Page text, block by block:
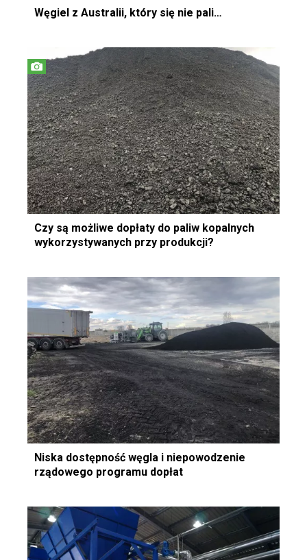
Węgiel z Australii, który się nie pali…
Czy są możliwe dopłaty do paliw kopalnych
wykorzystywanych przy produkcji?
Niska dostępność węgla i niepowodzenie
rządowego programu dopłat